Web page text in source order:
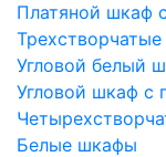
Платяной шкаф
Трехстворчатые
Угловой белый
Угловой шкаф с
Белые шкафы